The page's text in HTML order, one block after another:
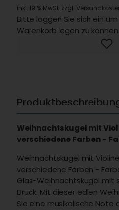
inkl. 19 % MwSt. zzgl.
Bitte loggen Sie sich ein
Warenkorb legen zu können.
Weihnachtskugel mit
verschiedene Farben -
Weihnachtskugel mit
verschiedene Farben -
Glas-Weihnachtskugel mit
Druck. Mit dieser edlen
Sie eine musikalische Note